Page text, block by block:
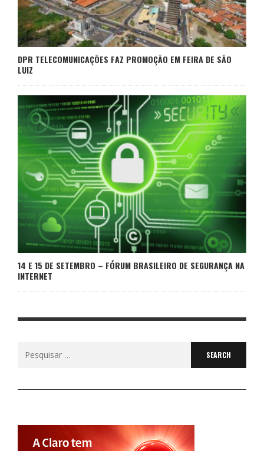
DPR TELECOMUNICAÇÕES FAZ PROMOÇÃO EM FEIRA DE SÃO
LUIZ
14 E 15 DE SETEMBRO – FÓRUM BRASILEIRO DE SEGURANÇA NA
INTERNET